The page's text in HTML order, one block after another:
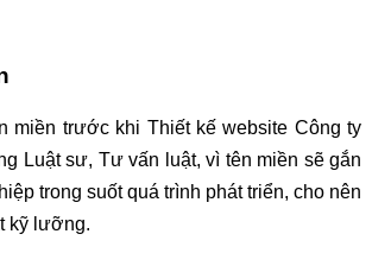
miền trước khi Thiết kế website Công ty
Luật sư, Tư vấn luật, vì tên miền sẽ gắn
trong suốt quá trình phát triển, cho nên
kỹ lưỡng.